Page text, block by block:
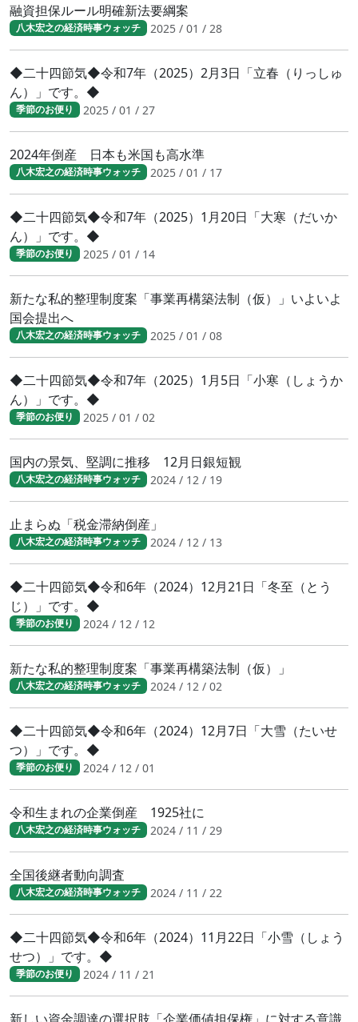
融資担保ルール明確新法要綱案
八木宏之の経済時事ウォッチ 2025 / 01 / 28
◆二十四節気◆令和7年（2025）2月3日「立春（りっしゅ
ん）」です。◆
季節のお便り 2025 / 01 / 27
2024年倒産 日本も米国も高水準
八木宏之の経済時事ウォッチ 2025 / 01 / 17
◆二十四節気◆令和7年（2025）1月20日「大寒（だいか
ん）」です。◆
季節のお便り 2025 / 01 / 14
新たな私的整理制度案「事業再構築法制（仮）」いよいよ
国会提出へ
八木宏之の経済時事ウォッチ 2025 / 01 / 08
◆二十四節気◆令和7年（2025）1月5日「小寒（しょうか
ん）」です。◆
季節のお便り 2025 / 01 / 02
国内の景気、堅調に推移 12月日銀短観
八木宏之の経済時事ウォッチ 2024 / 12 / 19
止まらぬ「税金滞納倒産」
八木宏之の経済時事ウォッチ 2024 / 12 / 13
◆二十四節気◆令和6年（2024）12月21日「冬至（とう
じ）」です。◆
季節のお便り 2024 / 12 / 12
新たな私的整理制度案「事業再構築法制（仮）」
八木宏之の経済時事ウォッチ 2024 / 12 / 02
◆二十四節気◆令和6年（2024）12月7日「大雪（たいせ
つ）」です。◆
季節のお便り 2024 / 12 / 01
令和生まれの企業倒産 1925社に
八木宏之の経済時事ウォッチ 2024 / 11 / 29
全国後継者動向調査
八木宏之の経済時事ウォッチ 2024 / 11 / 22
◆二十四節気◆令和6年（2024）11月22日「小雪（しょう
せつ）」です。◆
季節のお便り 2024 / 11 / 21